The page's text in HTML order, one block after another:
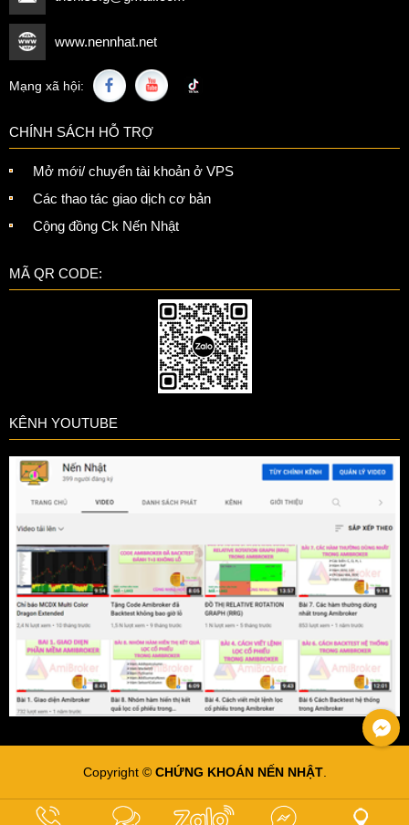
www.nennhat.net
Mạng xã hội:
CHÍNH SÁCH HỖ TRỢ
Mở mới/ chuyển tài khoản ở VPS
Các thao tác giao dịch cơ bản
Cộng đồng Ck Nến Nhật
MÃ QR CODE:
KÊNH YOUTUBE
Copyright © CHỨNG KHOÁN NẾN NHẬT.